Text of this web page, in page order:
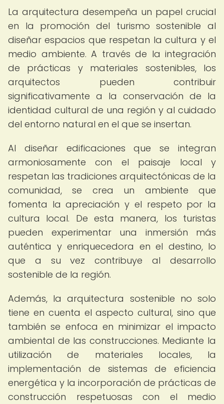
La arquitectura desempeña un papel crucial
en la promoción del turismo sostenible al
diseñar espacios que respetan la cultura y el
medio ambiente. A través de la integración
de prácticas y materiales sostenibles, los
arquitectos pueden contribuir
significativamente a la conservación de la
identidad cultural de una región y al cuidado
del entorno natural en el que se insertan.
Al diseñar edificaciones que se integran
armoniosamente con el paisaje local y
respetan las tradiciones arquitectónicas de la
comunidad, se crea un ambiente que
fomenta la apreciación y el respeto por la
cultura local. De esta manera, los turistas
pueden experimentar una inmersión más
auténtica y enriquecedora en el destino, lo
que a su vez contribuye al desarrollo
sostenible de la región.
Además, la arquitectura sostenible no solo
tiene en cuenta el aspecto cultural, sino que
también se enfoca en minimizar el impacto
ambiental de las construcciones. Mediante la
utilización de materiales locales, la
implementación de sistemas de eficiencia
energética y la incorporación de prácticas de
construcción respetuosas con el medio